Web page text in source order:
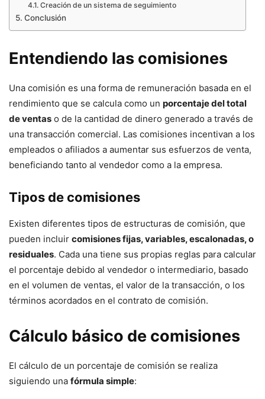
Creación de un sistema de seguimiento
Conclusión
Entendiendo las comisiones
Una comisión es una forma de remuneración basada en el
rendimiento que se calcula como un porcentaje del total
de ventas o de la cantidad de dinero generado a través de
una transacción comercial. Las comisiones incentivan a los
empleados o afiliados a aumentar sus esfuerzos de venta,
beneficiando tanto al vendedor como a la empresa.
Tipos de comisiones
Existen diferentes tipos de estructuras de comisión, que
pueden incluir comisiones fijas, variables, escalonadas, o
residuales. Cada una tiene sus propias reglas para calcular
el porcentaje debido al vendedor o intermediario, basado
en el volumen de ventas, el valor de la transacción, o los
términos acordados en el contrato de comisión.
Cálculo básico de comisiones
El cálculo de un porcentaje de comisión se realiza
siguiendo una fórmula simple: